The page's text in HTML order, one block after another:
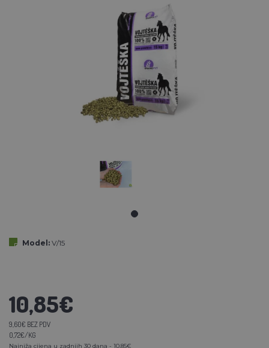
Model: V/15
10,85€
9,60€ BEZ PDV
0,72€/KG
Najniža cijena u zadnjih 30 dana - 10,85€